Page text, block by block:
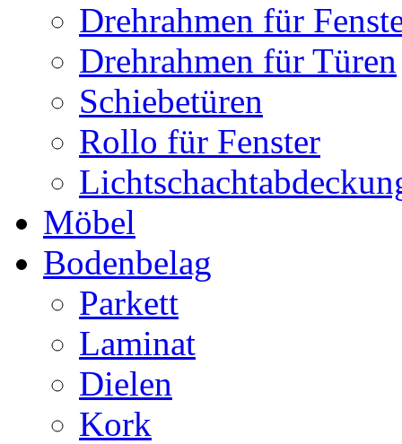
Drehrahmen für
Drehrahmen für Türen
Schiebetüren
Rollo für Fenster
Möbel
Bodenbelag
Parkett
Laminat
Dielen
Kork